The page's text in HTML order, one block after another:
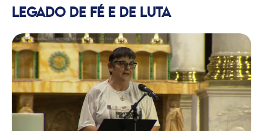
LEGADO DE FÉ E DE LUTA